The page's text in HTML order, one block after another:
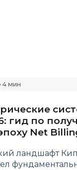
гид по
Net
ландшафт